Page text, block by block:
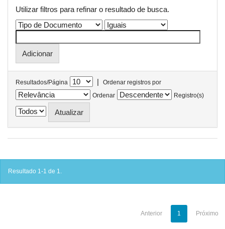
Utilizar filtros para refinar o resultado de busca.
Resultados/Página |
Ordenar registros por
Ordenar
Registro(s)
Resultado 1-1 de 1.
Anterior 1 Próximo